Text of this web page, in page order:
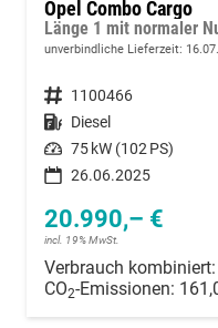
Opel Combo Cargo
Länge 1 mit normaler
unverbindliche Lieferzeit:
Fahrzeugnummer 1100466
Kraftstoff Diesel
Leistung 75 kW (102 PS)
26.06.2025
20.990,– €
incl. 19% MwSt.
Verbrauch kombiniert:
CO2-Emissionen: